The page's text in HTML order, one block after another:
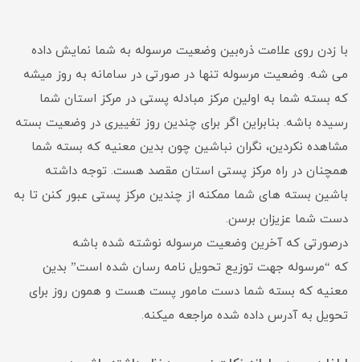
با زدن روی علامت ذره‌بین وضعیت مرسوله به شما نمایش داده
می شه. وضعیت مرسوله تنها در صورتی در سامانه به روز میشه
که بسته شما به اولین مرکز مبادله پستی در مرکز استان شما
رسیده باشه. بنابراین اگر برای چندین روز تغییری در وضعیت بسته
مشاهده نکردین، نگران نباشین چون بدین معنیه که بسته شما
همچنان در راه مرکز پستی استان مقصد هست. توجه داشته
باشین بسته های شما ممکنه از چندین مرکز پستی عبور کنن تا به
دست شما عزیزان برسن.
درصورتی که آخرین وضعیت مرسوله نوشته شده باشه
که “مرسوله جهت توزیع تحویل نامه رسان شده است” بدین
معنیه که بسته شما دست مامور پست هست و همون روز برای
تحویل به آدرس داده شده مراجعه میکنه.